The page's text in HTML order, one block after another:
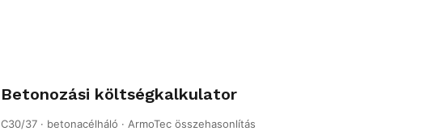
Betonozási költségkalkulator
C30/37 · betonacélháló · ArmoTec összehasonlítás